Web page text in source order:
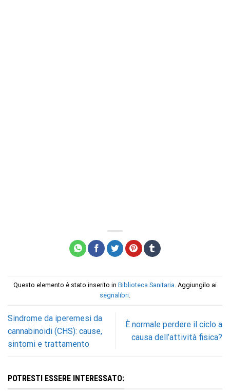
Questo elemento è stato inserito in Biblioteca Sanitaria . Aggiungilo ai
segnalibri
Sindrome da iperemesi da
cannabinoidi (CHS): cause,
sintomi e trattamento
È normale perdere il ciclo a
causa dell’attività fisica?
POTRESTI ESSERE INTERESSATO: